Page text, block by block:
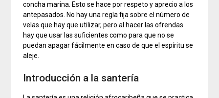
concha marina. Esto se hace por respeto y aprecio a los
antepasados. No hay una regla fija sobre el número de
velas que hay que utilizar, pero al hacer las ofrendas
hay que usar las suficientes como para que no se
puedan apagar fácilmente en caso de que el espíritu se
aleje.
Introducción a la santería